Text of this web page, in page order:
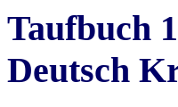
Taufbuch
Deutsch